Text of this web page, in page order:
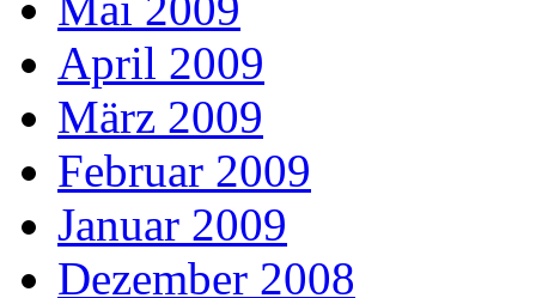
April 2009
März 2009
Februar 2009
Januar 2009
Dezember 2008